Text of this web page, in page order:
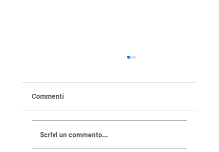
Commenti
Scrivi un commento...